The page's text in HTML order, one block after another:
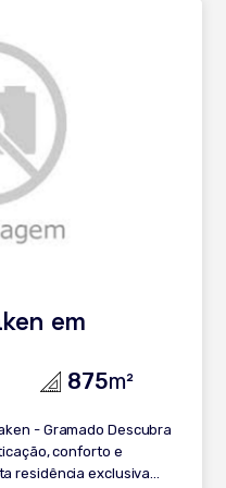
plena
100% limpa,
nas portas
externos
- O prazer de
toda casa e o silêncio
Durabilidade, conforto
de PVC, com amplos
de energia pelo
luz natural. Vem
em
875m²
Descubra
conforto e
residência exclusiva